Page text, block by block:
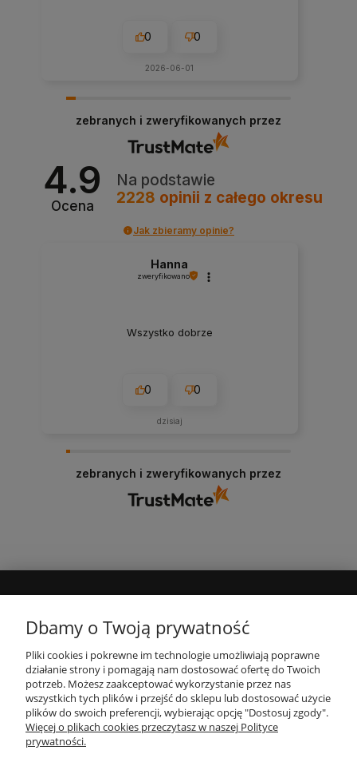
0 0
2026-06-01
zebranych i zweryfikowanych przez
4.9
Ocena
Na podstawie
2228 opinii z całego okresu
Jak zbieramy opinie?
Hanna
zweryfikowano
Wszystko dobrze
0 0
dzisiaj
zebranych i zweryfikowanych przez
INFORMACJE
PŁATNOŚCI I DOSTAWA
Dbamy o Twoją prywatność
Pliki cookies i pokrewne im technologie umożliwiają poprawne
działanie strony i pomagają nam dostosować ofertę do Twoich
potrzeb. Możesz zaakceptować wykorzystanie przez nas
wszystkich tych plików i przejść do sklepu lub dostosować użycie
plików do swoich preferencji, wybierając opcję "Dostosuj zgody".
Więcej o plikach cookies przeczytasz w naszej Polityce
prywatności.